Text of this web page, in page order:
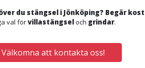
du stängsel i Jönköping? Begär
val förvillastängseloch grindar.
Välkomna att kontakta oss!